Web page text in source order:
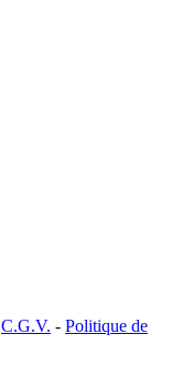
C.G.V. - Politique de